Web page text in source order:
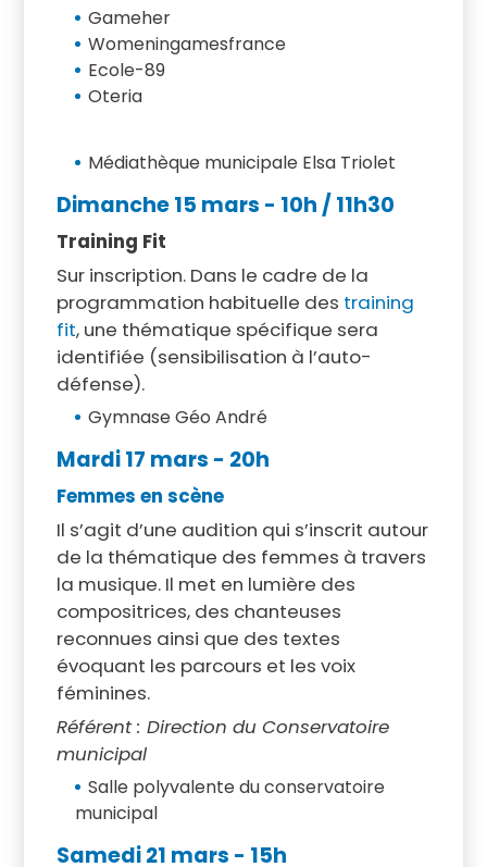
Gameher
Womeningamesfrance
Ecole-89
Oteria
Médiathèque municipale Elsa Triolet
Dimanche 15 mars - 10h / 11h30
Training Fit
Sur inscription. Dans le cadre de la
programmation habituelle des training
fit, une thématique spécifique sera
identifiée (sensibilisation à l’auto-
défense).
Gymnase Géo André
Mardi 17 mars - 20h
Femmes en scène
Il s’agit d’une audition qui s’inscrit autour
de la thématique des femmes à travers
la musique. Il met en lumière des
compositrices, des chanteuses
reconnues ainsi que des textes
évoquant les parcours et les voix
féminines.
Référent : Direction du Conservatoire
municipal
Salle polyvalente du conservatoire
municipal
Samedi 21 mars - 15h